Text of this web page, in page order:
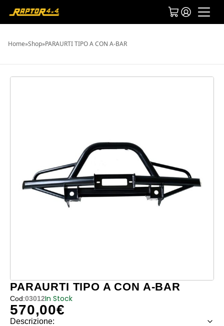
Home»Shop»PARAURTI TIPO A CON A-BAR
PARAURTI TIPO A CON A-BAR
Cod:03012In Stock
570,00€
Descrizione: